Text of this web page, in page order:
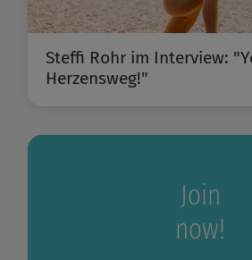
Steffi Rohr im Interview:
Herzensweg!"
Join
now!